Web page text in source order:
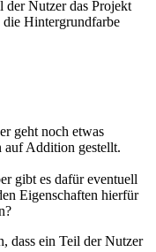
der Nutzer das Projekt
die Hintergrundfarbe
geht noch etwas
auf Addition gestellt.
gibt es dafür eventuell
Eigenschaften hierfür
dass ein Teil der Nutzer